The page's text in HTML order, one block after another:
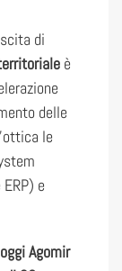
di
è
delle
le
e
oggi Agomir